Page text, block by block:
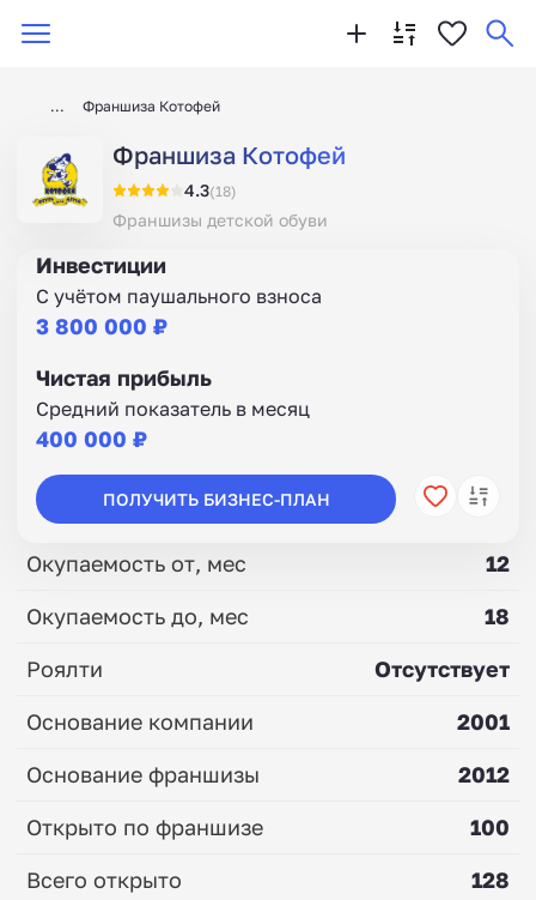
Франшиза Котофей
Франшиза Котофей
4.3(18)
Франшизы детской обуви
Инвестиции
С учётом паушального взноса
3 800 000 ₽
Чистая прибыль
Средний показатель в месяц
400 000 ₽
ПОЛУЧИТЬ БИЗНЕС-ПЛАН
Окупаемость от, мес
12
Окупаемость до, мес
18
Роялти
Отсутствует
Основание компании
2001
Основание франшизы
2012
Открыто по франшизе
100
Всего открыто
128